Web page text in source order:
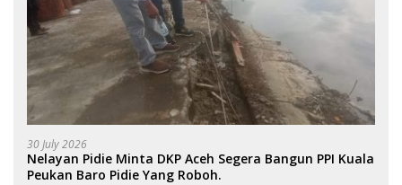
30 July 2026
Nelayan Pidie Minta DKP Aceh Segera Bangun PPI Kuala
Peukan Baro Pidie Yang Roboh.